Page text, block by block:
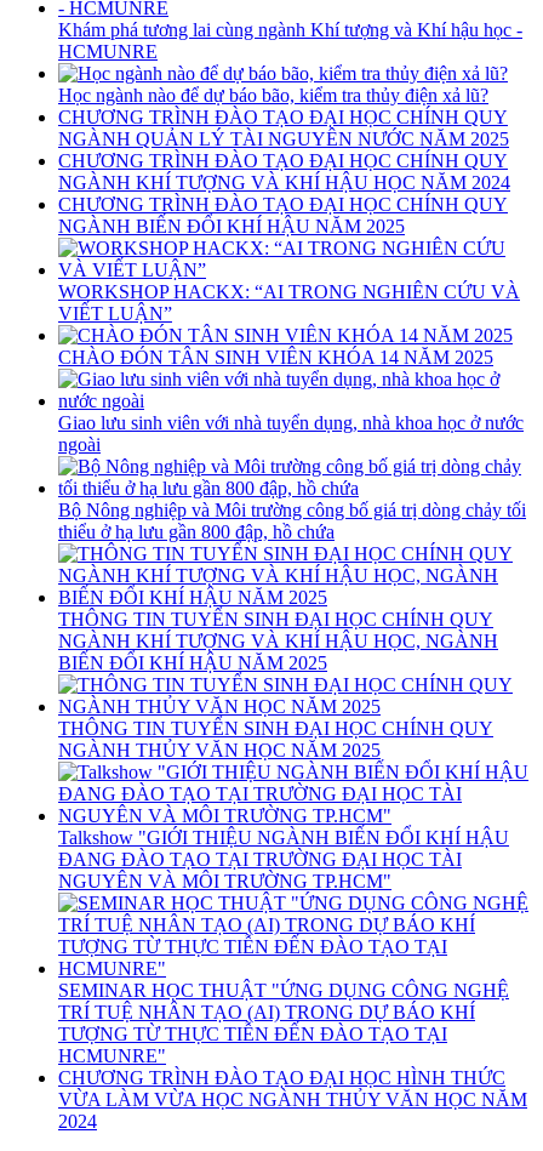
Khám phá tương lai cùng ngành Khí tượng và Khí hậu học -
HCMUNRE
Học ngành nào để dự báo bão, kiểm tra thủy điện xả lũ?
CHƯƠNG TRÌNH ĐÀO TẠO ĐẠI HỌC CHÍNH QUY
NGÀNH QUẢN LÝ TÀI NGUYÊN NƯỚC NĂM 2025
CHƯƠNG TRÌNH ĐÀO TẠO ĐẠI HỌC CHÍNH QUY
NGÀNH KHÍ TƯỢNG VÀ KHÍ HẬU HỌC NĂM 2024
CHƯƠNG TRÌNH ĐÀO TẠO ĐẠI HỌC CHÍNH QUY
NGÀNH BIẾN ĐỔI KHÍ HẬU NĂM 2025
WORKSHOP HACKX: “AI TRONG NGHIÊN CỨU VÀ
VIẾT LUẬN”
CHÀO ĐÓN TÂN SINH VIÊN KHÓA 14 NĂM 2025
Giao lưu sinh viên với nhà tuyển dụng, nhà khoa học ở nước
ngoài
Bộ Nông nghiệp và Môi trường công bố giá trị dòng chảy tối
thiểu ở hạ lưu gần 800 đập, hồ chứa
THÔNG TIN TUYỂN SINH ĐẠI HỌC CHÍNH QUY
NGÀNH KHÍ TƯỢNG VÀ KHÍ HẬU HỌC, NGÀNH
BIẾN ĐỔI KHÍ HẬU NĂM 2025
THÔNG TIN TUYỂN SINH ĐẠI HỌC CHÍNH QUY
NGÀNH THỦY VĂN HỌC NĂM 2025
Talkshow "GIỚI THIỆU NGÀNH BIẾN ĐỔI KHÍ HẬU
ĐANG ĐÀO TẠO TẠI TRƯỜNG ĐẠI HỌC TÀI
NGUYÊN VÀ MÔI TRƯỜNG TP.HCM"
SEMINAR HỌC THUẬT "ỨNG DỤNG CÔNG NGHỆ
TRÍ TUỆ NHÂN TẠO (AI) TRONG DỰ BÁO KHÍ
TƯỢNG TỪ THỰC TIỄN ĐẾN ĐÀO TẠO TẠI
HCMUNRE"
CHƯƠNG TRÌNH ĐÀO TẠO ĐẠI HỌC HÌNH THỨC
VỪA LÀM VỪA HỌC NGÀNH THỦY VĂN HỌC NĂM
2024